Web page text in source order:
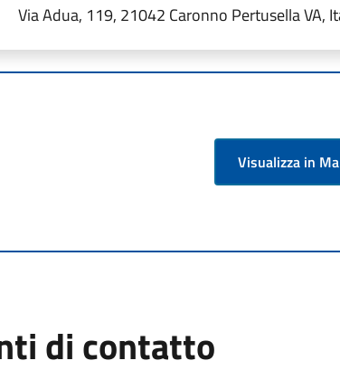
Via Adua, 119, 21042 Caronno Pertusella VA,
Visualizza in
di contatto